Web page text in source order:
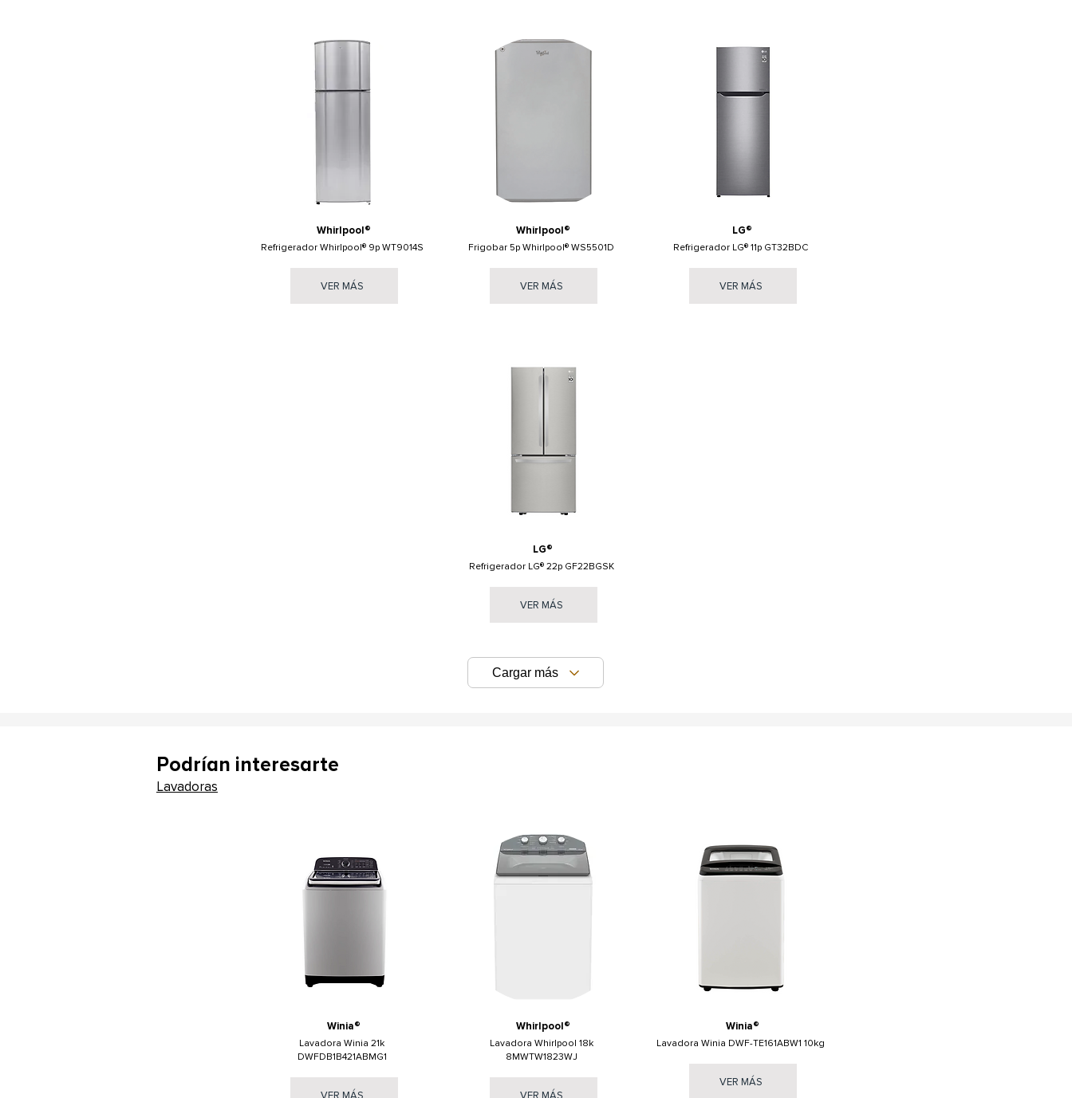
Whirlpool®
Refrigerador Whirlpool® 9p WT9014S
VER MÁS
Whirlpool®
Frigobar 5p Whirlpool® WS5501D
VER MÁS
LG®
Refrigerador LG® 11p GT32BDC
VER MÁS
LG®
Refrigerador LG® 22p GF22BGSK
VER MÁS
Cargar más
Podrían interesarte
Lavadoras
Winia®
Lavadora Winia 21k
DWFDB1B421ABMG1
VER MÁS
Whirlpool®
Lavadora Whirlpool 18k
8MWTW1823WJ
VER MÁS
Winia®
Lavadora Winia DWF-TE161ABW1 10kg
VER MÁS